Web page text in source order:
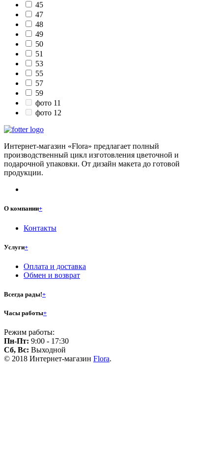
45
47
48
49
50
51
53
55
57
59
фото 11
фото 12
Интернет-магазин «Flora» предлагает полный
производственный цикл изготовления цветочной и
подарочной упаковки. От дизайн макета до готовой
продукции.
О компании+
Контакты
Услуги+
Оплата и доставка
Обмен и возврат
Всегда рады!+
Часы работы+
Режим работы:
Пн-Пт: 9:00 - 17:30
Сб, Вс: Выходной
© 2018 Интернет-магазин Flora.